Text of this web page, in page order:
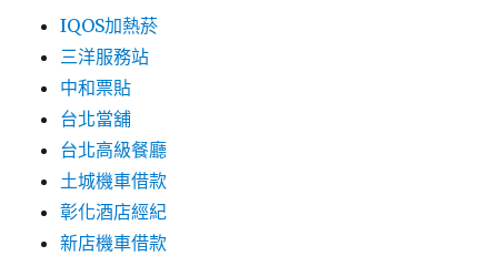
IQOS加熱菸
三洋服務站
中和票貼
台北當舖
台北高級餐廳
土城機車借款
彰化酒店經紀
新店機車借款